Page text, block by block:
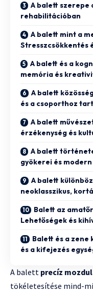
A balett szerepe
rehabilitációban
A balett mint a
Stresszcsökkentés
A balett és a
memória és
A balett
és a csoporthoz
A balett
érzékenység és
A balett
gyökerei és
A balett
neoklasszikus,
Balett az
Lehetőségek és
Balett és a zene
és a kifejezés
A balett precíz
tökéletesítése mind-